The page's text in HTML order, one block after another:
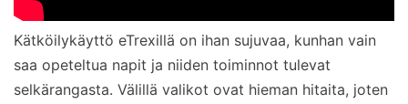
Kätköilykäyttö eTrexillä on ihan sujuvaa, kunhan vain
saa opeteltua napit ja niiden toiminnot tulevat
selkärangasta. Välillä valikot ovat hieman hitaita, joten